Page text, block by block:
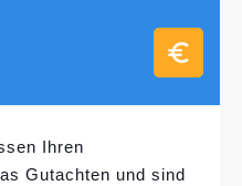
Ihren
Gutachten und sind